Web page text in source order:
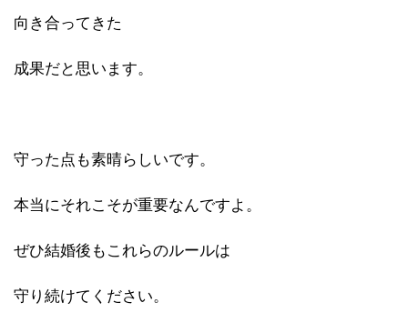
向き合ってきた
成果だと思います。
守った点も素晴らしいです。
本当にそれこそが重要なんですよ。
ぜひ結婚後もこれらのルールは
守り続けてください。